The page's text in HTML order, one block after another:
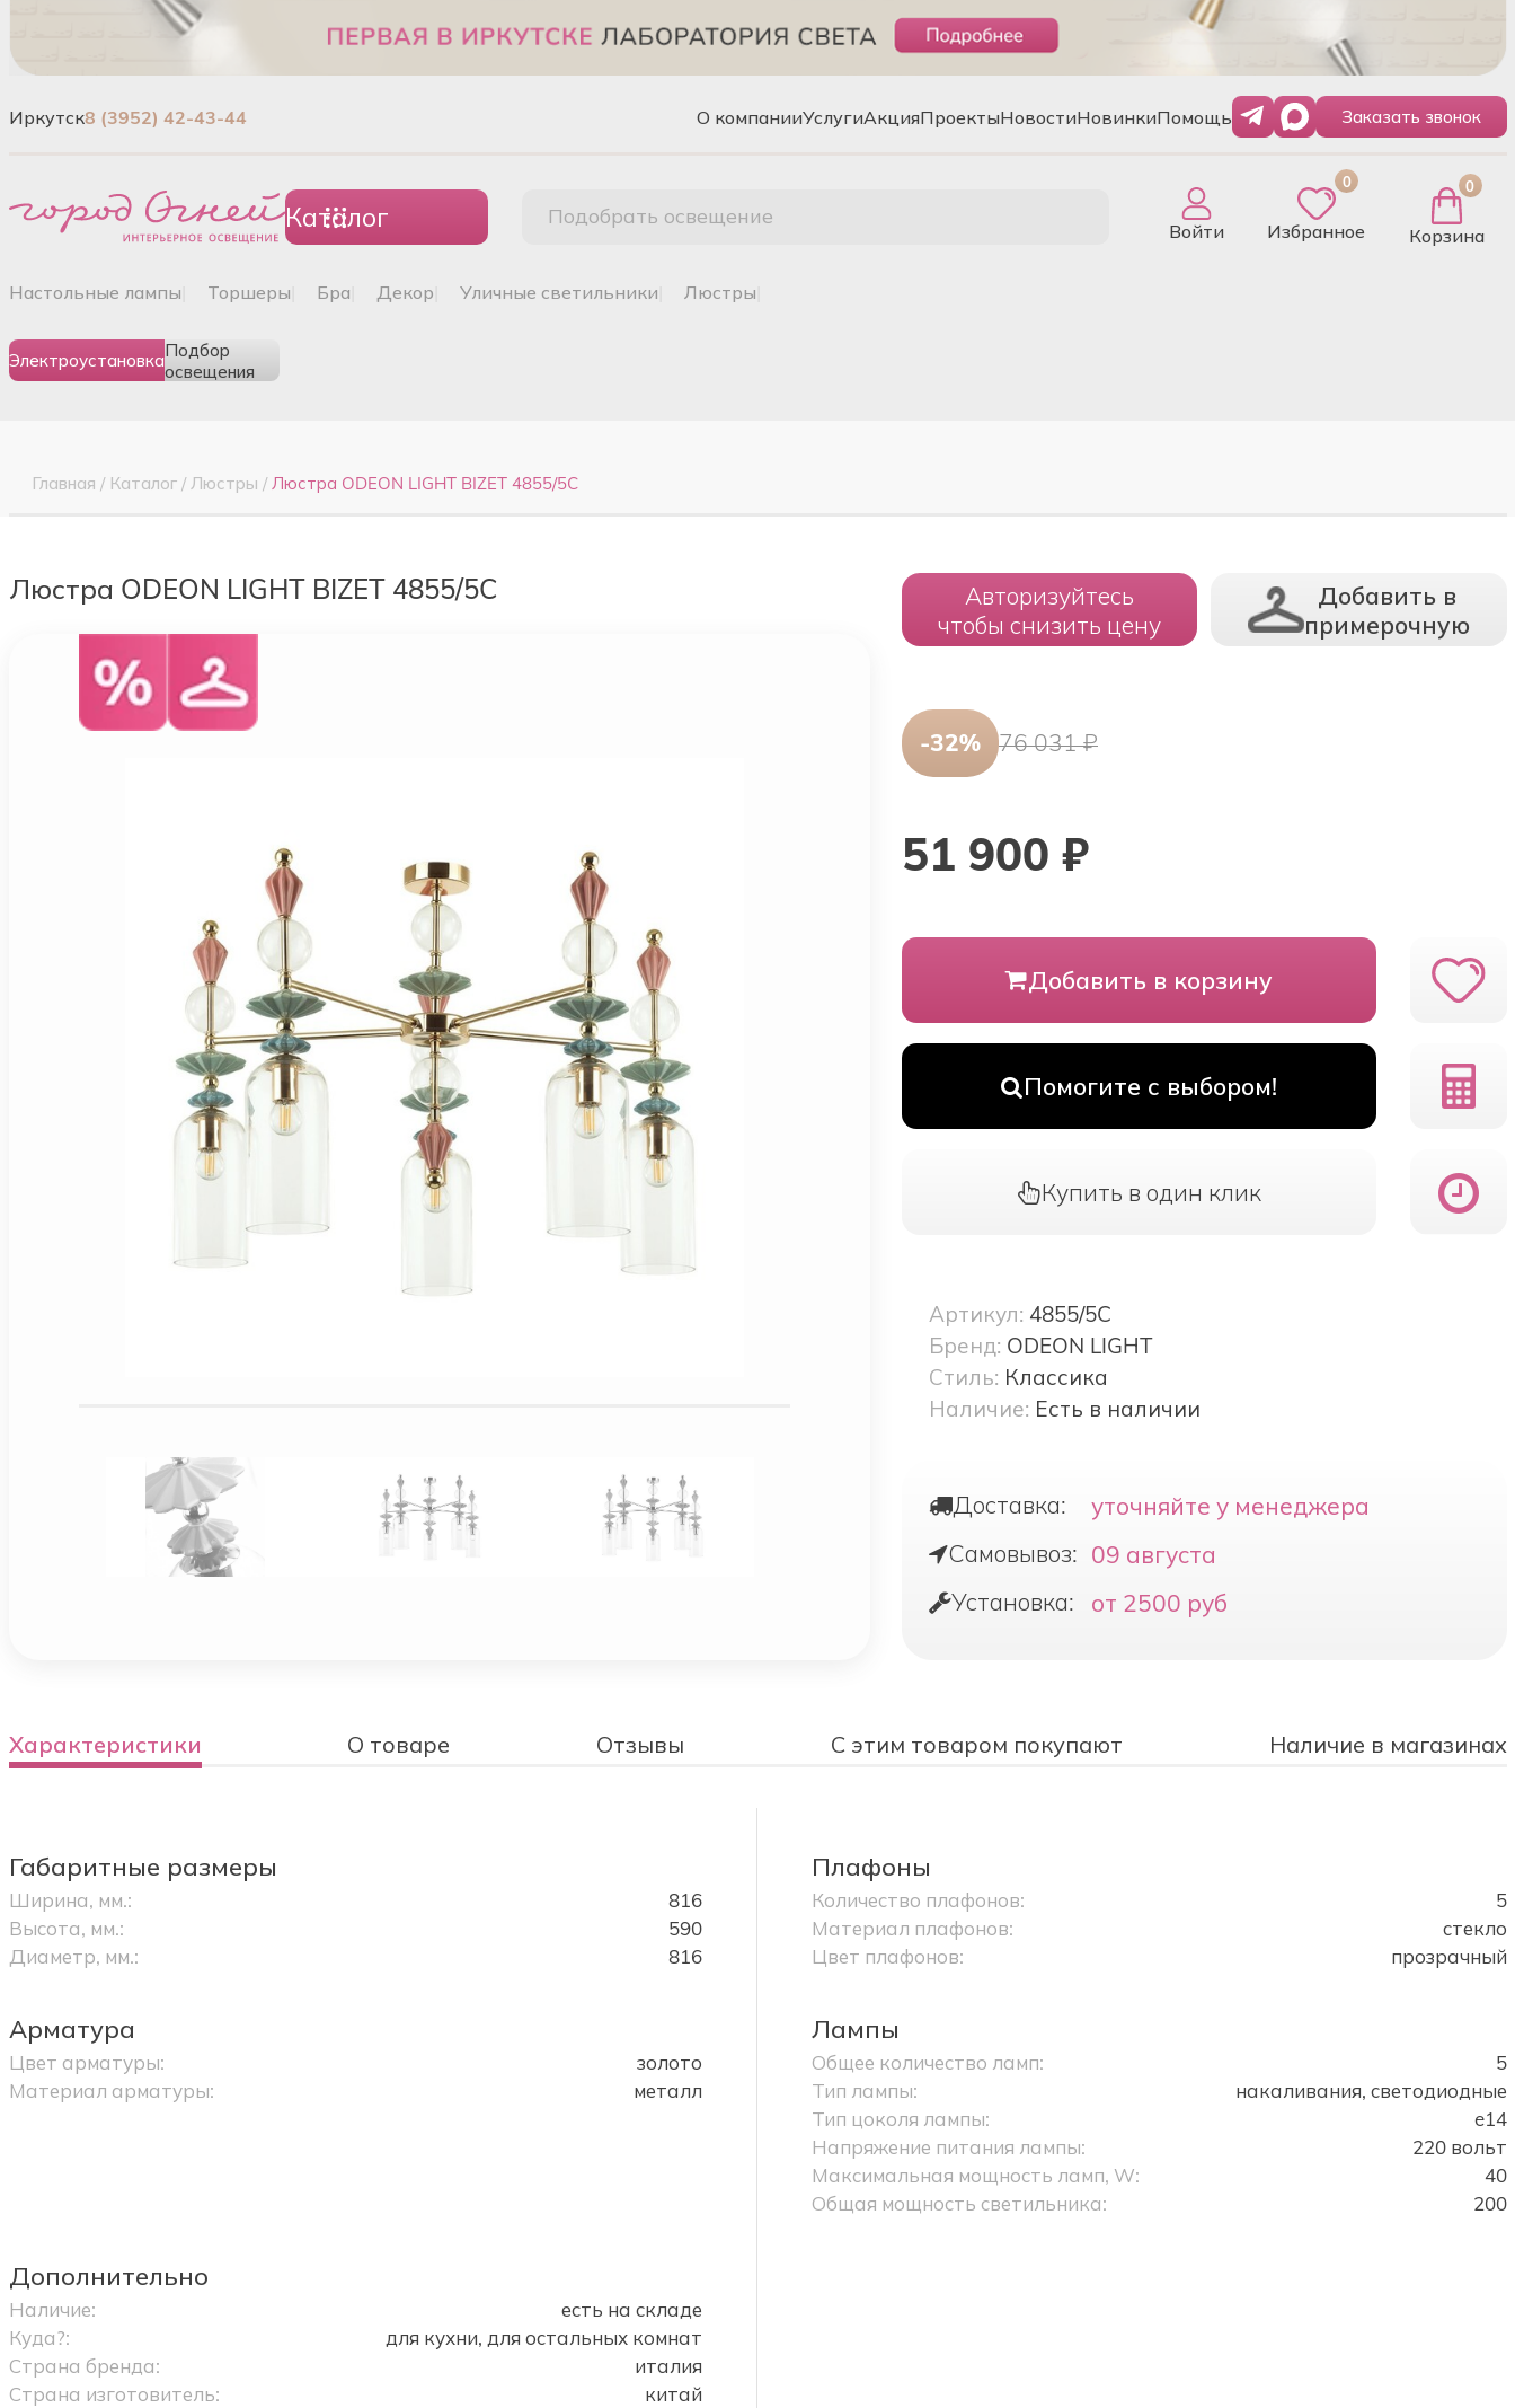
Иркутск8 (3952) 42-43-44 О компанииУслугиАкцияПроектыНовостиНовинкиПомощь Заказать звонок
Каталог Подобрать освещение
Войти
0
Избранное
0
Корзина
настольные лампы торшеры бра декор уличные светильники люстры
ЭлектроустановкаПодбор
освещения
Главная / Каталог / Люстры / Люстра ODEON LIGHT BIZET 4855/5C
Люстра ODEON LIGHT BIZET 4855/5C
Авторизуйтесь
чтобы снизить цену
Добавить в
примерочную
-32% 76 031 ₽
51 900 ₽
Добавить в корзину
Купить в один клик
Помогите с выбором!
Артикул: 4855/5C
Бренд: ODEON LIGHT
Стиль: Классика
Наличие: Есть в наличии
Доставка:
уточняйте у менеджера
Самовывоз: 09 августа
Установка:
от 2500 руб
Характеристики О товаре Отзывы С этим товаром покупают Наличие в магазинах
Габаритные размеры
Ширина, мм.:
816
Высота, мм.:
590
Диаметр, мм.:
816
Плафоны
Количество плафонов:
5
Материал плафонов:
стекло
Цвет плафонов:
прозрачный
Арматура
Цвет арматуры:
золото
Материал арматуры:
металл
Лампы
Общее количество ламп:
5
Тип лампы:
накаливания, светодиодные
Тип цоколя лампы:
e14
Напряжение питания лампы:
220 вольт
Максимальная мощность ламп, W:
40
Общая мощность светильника:
200
Дополнительно
Наличие:
есть на складе
Куда?:
для кухни, для остальных комнат
Страна бренда:
италия
Страна изготовитель:
китай